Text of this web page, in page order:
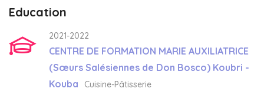
Education
2021-2022
CENTRE DE FORMATION MARIE AUXILIATRICE
(Sœurs Salésiennes de Don Bosco) Koubri -
Kouba
Cuisine-Pâtisserie